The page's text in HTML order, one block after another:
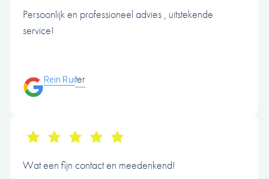
Persoonlijk en professioneel advies , uitstekende
service!
Rein Ruiter
Wat een fijn contact en meedenkend!